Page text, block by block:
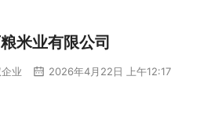
米业有限公司
业 2026年4月22日 上午12:17